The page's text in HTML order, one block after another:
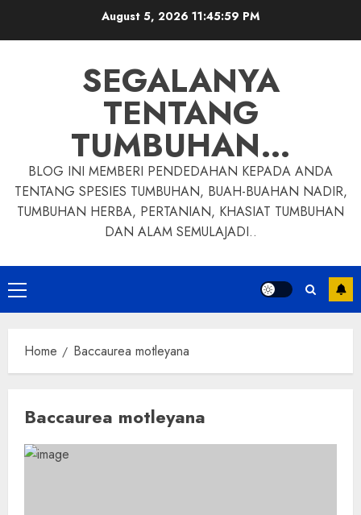
August 5, 2026 11:45:59 PM
SEGALANYA
TENTANG
TUMBUHAN…
BLOG INI MEMBERI PENDEDAHAN KEPADA ANDA
TENTANG SPESIES TUMBUHAN, BUAH-BUAHAN NADIR,
TUMBUHAN HERBA, PERTANIAN, KHASIAT TUMBUHAN
DAN ALAM SEMULAJADI..
Primary
Menu
Home Baccaurea motleyana
Baccaurea motleyana